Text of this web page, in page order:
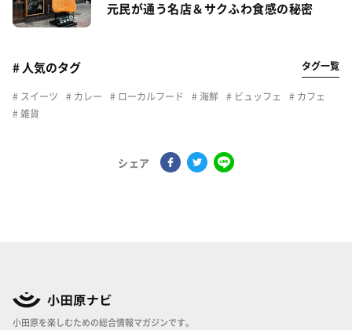
元民が通う名店＆サクふわ食感の秘密
# 人気のタグ タグ一覧
スイーツ カレー ローカルフード 海鮮 ビュッフェ
カフェ
雑貨
シェア
小田原を楽しむための総合情報マガジンです。